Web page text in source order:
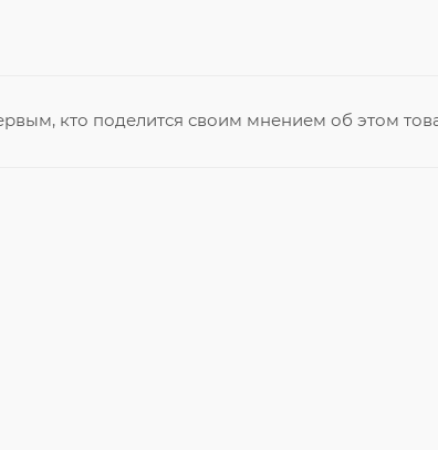
кто поделится своим мнением об этом